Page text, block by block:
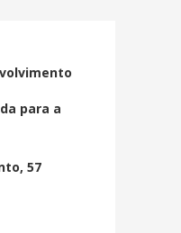
para a
57